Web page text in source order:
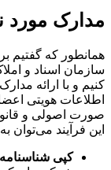
مدارک مورد
همانطور که گفتیم
سازمان اسناد و
کنیم و با ارائه
اطلاعات هویتی
صورت اصولی و
این فرآیند می‌توان
کپی